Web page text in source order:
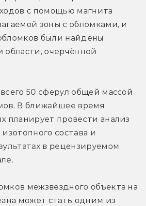
с помощью магнита
зоны с обломками, и
были найдены
области, очерчённой
50 сферул общей массой
В ближайшее время
планирует провести анализ
состава и
в рецензируемом
межзвёздного объекта на
может стать одним из